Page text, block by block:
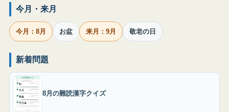
今月・来月
今月：8月 お盆 来月：9月 敬老の日
新着問題
8月の難読漢字クイズ